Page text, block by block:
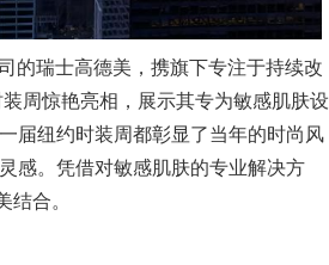
的瑞士高德美，携旗下专注于持续改
周惊艳亮相，展示其专为敏感肌肤设
届纽约时装周都彰显了当年的时尚风
感。凭借对敏感肌肤的专业解决方
合。